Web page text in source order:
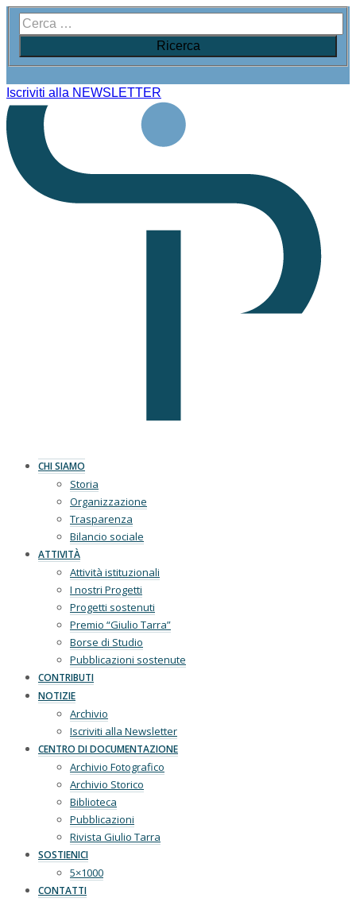
Iscriviti alla NEWSLETTER
CHI SIAMO
Storia
Organizzazione
Trasparenza
Bilancio sociale
ATTIVITÀ
Attività istituzionali
I nostri Progetti
Progetti sostenuti
Premio “Giulio Tarra”
Borse di Studio
Pubblicazioni sostenute
CONTRIBUTI
NOTIZIE
Archivio
Iscriviti alla Newsletter
CENTRO DI DOCUMENTAZIONE
Archivio Fotografico
Archivio Storico
Biblioteca
Pubblicazioni
Rivista Giulio Tarra
SOSTIENICI
5×1000
CONTATTI